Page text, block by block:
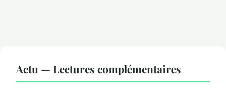
Actu — Lectures complémentaires